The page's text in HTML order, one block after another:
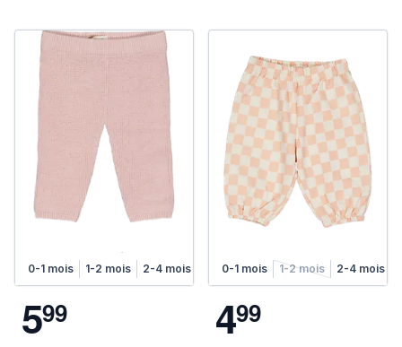
0-1 mois 1-2 mois 2-4 mois 4-6 mois
599
0-1 mois 1-2 mois 2-4 mois
499